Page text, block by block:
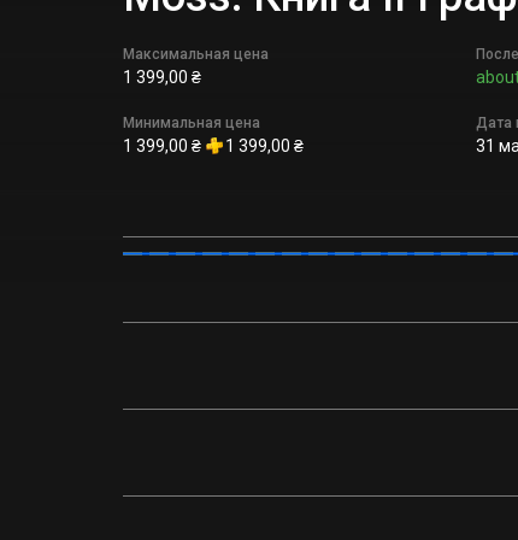
Максимальная цена
1 399,00 ₴
Минимальная цена
1 399,00 ₴ 1 399,00 ₴
Дата
31